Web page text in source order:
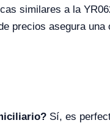
similares a la
precios asegura
Sí, es